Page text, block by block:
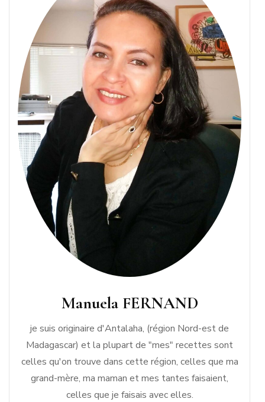
Manuela FERNAND
je suis originaire d'Antalaha, (région Nord-est de
Madagascar) et la plupart de "mes" recettes sont
celles qu'on trouve dans cette région, celles que ma
grand-mère, ma maman et mes tantes faisaient,
celles que je faisais avec elles.